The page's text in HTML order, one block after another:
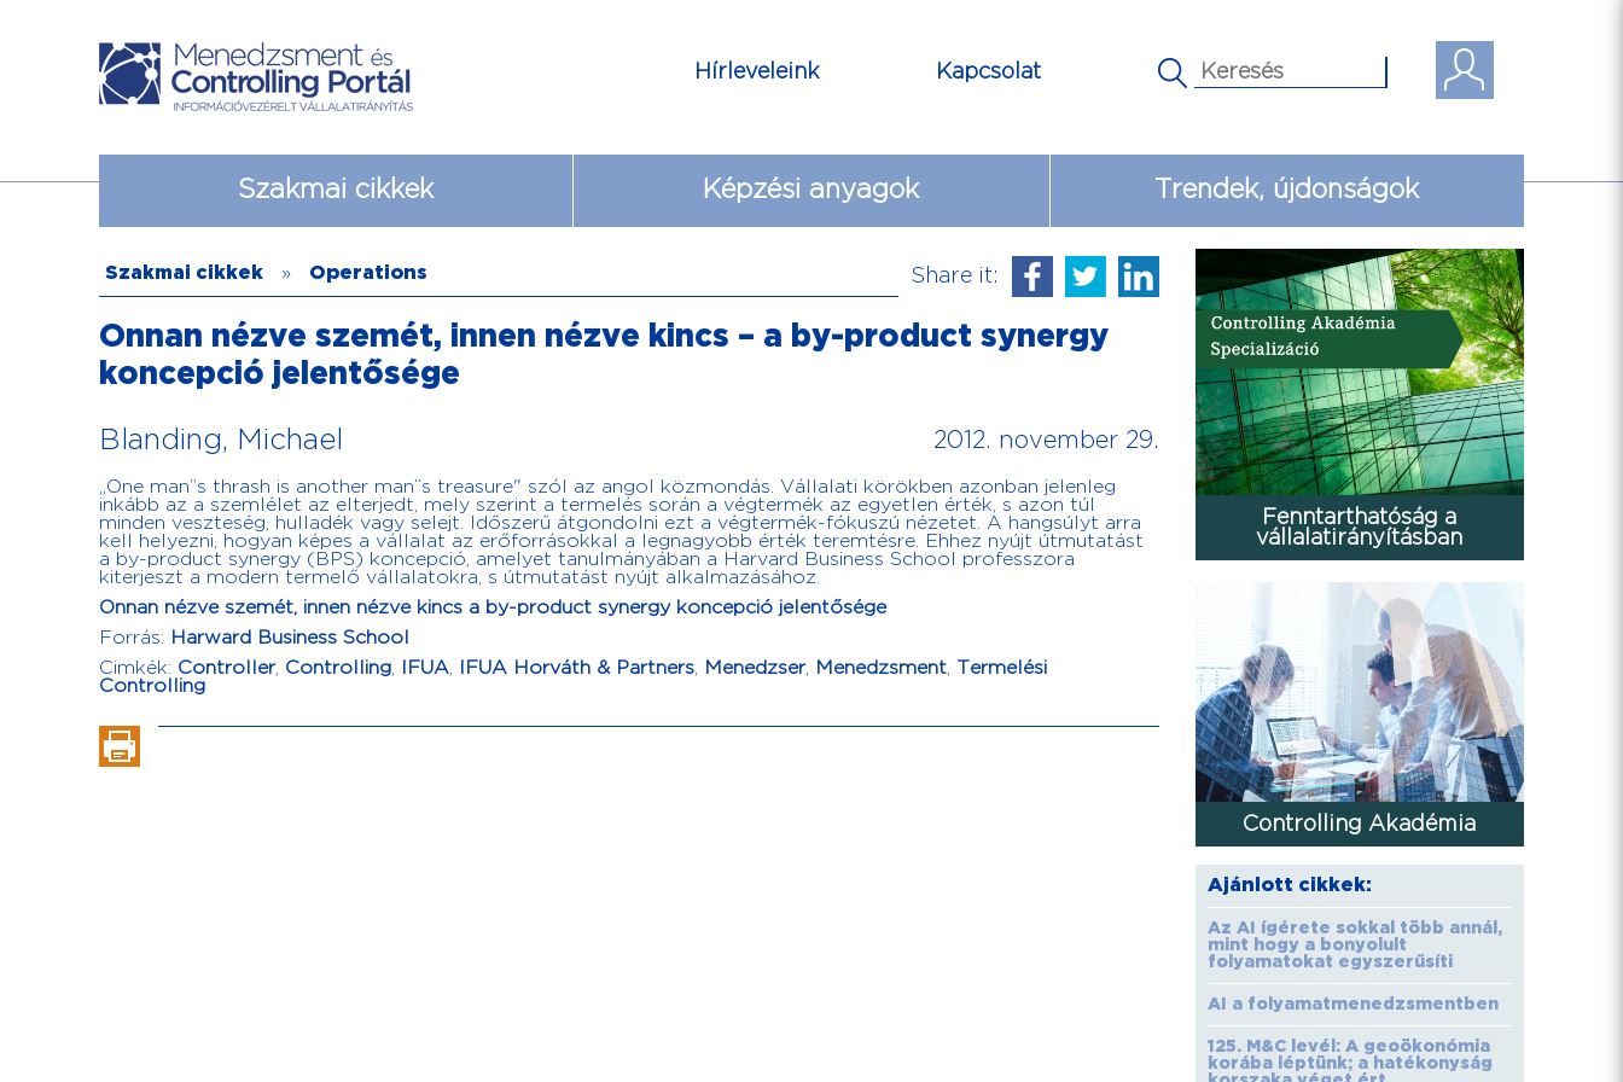
Kapcsolat
Hírleveleink
Szakmai cikkek Képzési anyagok Trendek, újdonságok
Szakmai cikkek » Operations Share it:
Onnan nézve szemét, innen nézve kincs – a by-product synergy
koncepció jelentősége
Blanding, Michael 2012. november 29.
„One man”s thrash is another man”s treasure" szól az angol közmondás. Vállalati körökben azonban jelenleg
inkább az a szemlélet az elterjedt, mely szerint a termelés során a végtermék az egyetlen érték, s azon túl
minden veszteség, hulladék vagy selejt. Időszerű átgondolni ezt a végtermék-fókuszú nézetet. A hangsúlyt arra
kell helyezni, hogyan képes a vállalat az erőforrásokkal a legnagyobb érték teremtésre. Ehhez nyújt útmutatást
a by-product synergy (BPS) koncepció, amelyet tanulmányában a Harvard Business School professzora
kiterjeszt a modern termelő vállalatokra, s útmutatást nyújt alkalmazásához.
Onnan nézve szemét, innen nézve kincs a by-product synergy koncepció jelentősége
Forrás: Harward Business School
Cimkék: Controller, Controlling, IFUA, IFUA Horváth & Partners, Menedzser, Menedzsment,
Termelési
Controlling
Fenntarthatóság a
vállalatirányításban
Controlling Akadémia
Ajánlott cikkek:
Az AI ígérete sokkal több annál,
mint hogy a bonyolult
folyamatokat egyszerűsíti
AI a folyamatmenedzsmentben
125. M&C levél: A geoökonómia
korába léptünk; a hatékonyság